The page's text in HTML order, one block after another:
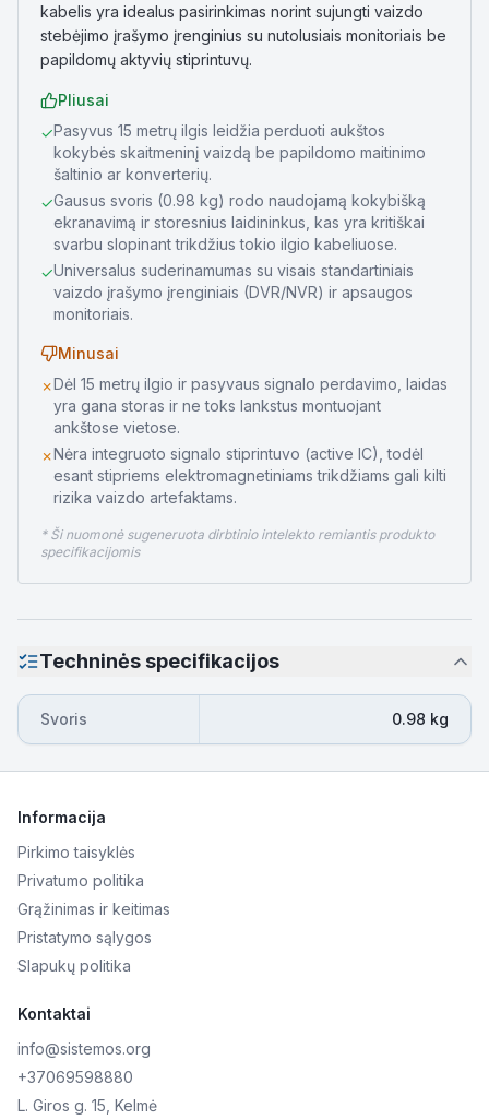
kabelis yra idealus pasirinkimas norint sujungti vaizdo
stebėjimo įrašymo įrenginius su nutolusiais monitoriais be
papildomų aktyvių stiprintuvų.
Pliusai
✓Pasyvus 15 metrų ilgis leidžia perduoti aukštos
kokybės skaitmeninį vaizdą be papildomo maitinimo
šaltinio ar konverterių.
✓Gausus svoris (0.98 kg) rodo naudojamą kokybišką
ekranavimą ir storesnius laidininkus, kas yra kritiškai
svarbu slopinant trikdžius tokio ilgio kabeliuose.
✓Universalus suderinamumas su visais standartiniais
vaizdo įrašymo įrenginiais (DVR/NVR) ir apsaugos
monitoriais.
Minusai
✗Dėl 15 metrų ilgio ir pasyvaus signalo perdavimo, laidas
yra gana storas ir ne toks lankstus montuojant
ankštose vietose.
✗Nėra integruoto signalo stiprintuvo (active IC), todėl
esant stipriems elektromagnetiniams trikdžiams gali kilti
rizika vaizdo artefaktams.
* Ši nuomonė sugeneruota dirbtinio intelekto remiantis produkto
specifikacijomis
Techninės specifikacijos
Svoris 0.98 kg
Informacija
Pirkimo taisyklės
Privatumo politika
Grąžinimas ir keitimas
Pristatymo sąlygos
Slapukų politika
Kontaktai
info@sistemos.org
+37069598880
L. Giros g. 15, Kelmė